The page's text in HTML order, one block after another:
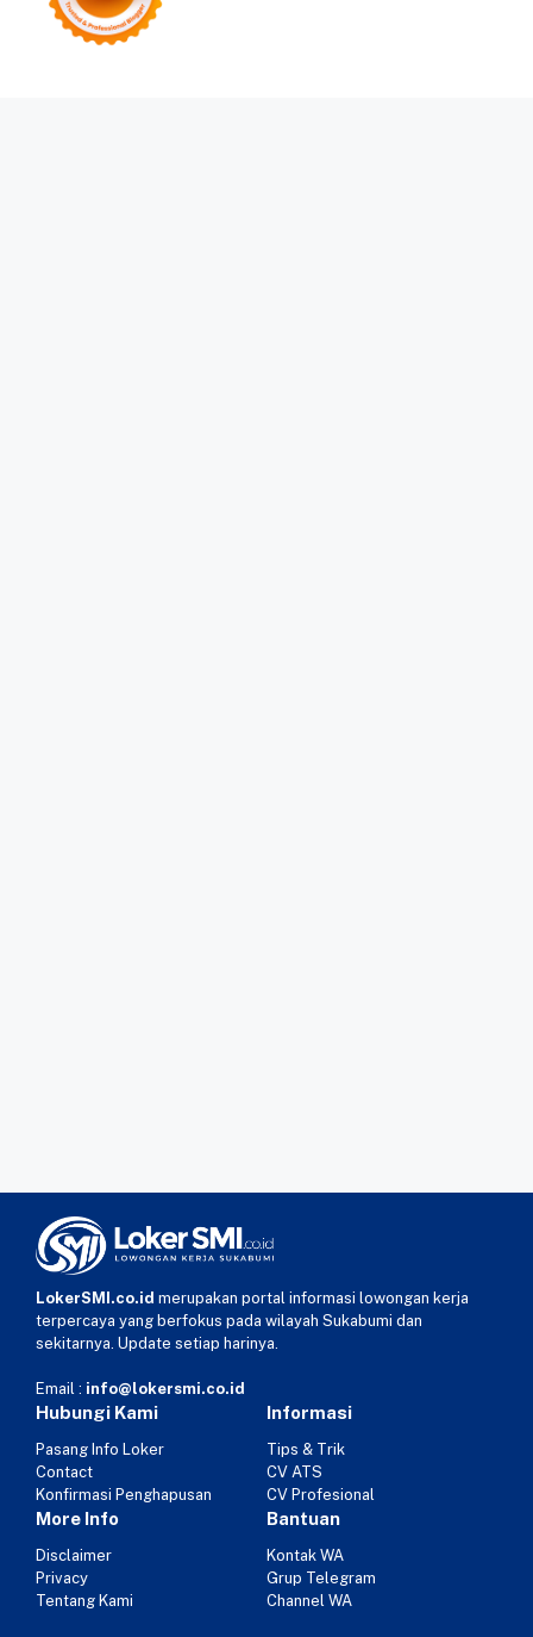
LokerSMI.co.id merupakan portal informasi lowongan kerja
terpercaya yang berfokus pada wilayah Sukabumi dan
sekitarnya. Update setiap harinya.
Email : info@lokersmi.co.id
Hubungi Kami
Pasang Info Loker
Contact
Konfirmasi Penghapusan
Informasi
Tips & Trik
CV ATS
CV Profesional
More Info
Disclaimer
Privacy
Tentang Kami
Bantuan
Kontak WA
Grup Telegram
Channel WA